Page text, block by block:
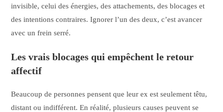
invisible, celui des énergies, des attachements, des blocages et
des intentions contraires. Ignorer l’un des deux, c’est avancer
avec un frein serré.
Les vrais blocages qui empêchent le retour
affectif
Beaucoup de personnes pensent que leur ex est seulement têtu,
distant ou indifférent. En réalité, plusieurs causes peuvent se